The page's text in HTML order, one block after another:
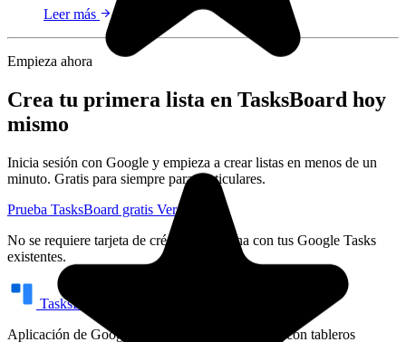
"I love the simple, intuitive interface and the Add to Tasks feature,
especially as I work through my emails! Sharing my tasks is also
easy. Overall, outstanding and simple to use, and that means a lot
with too many complex tasks out there!"
Leer más arrow_forward
Empieza ahora
Crea tu primera lista en TasksBoard hoy
mismo
Inicia sesión con Google y empieza a crear listas en menos de un
minuto. Gratis para siempre para particulares.
Prueba TasksBoard gratis Ver precios
No se requiere tarjeta de crédito. Funciona con tus Google Tasks
existentes.
TasksBoard
Aplicación de Google Tasks a pantalla completa con tableros